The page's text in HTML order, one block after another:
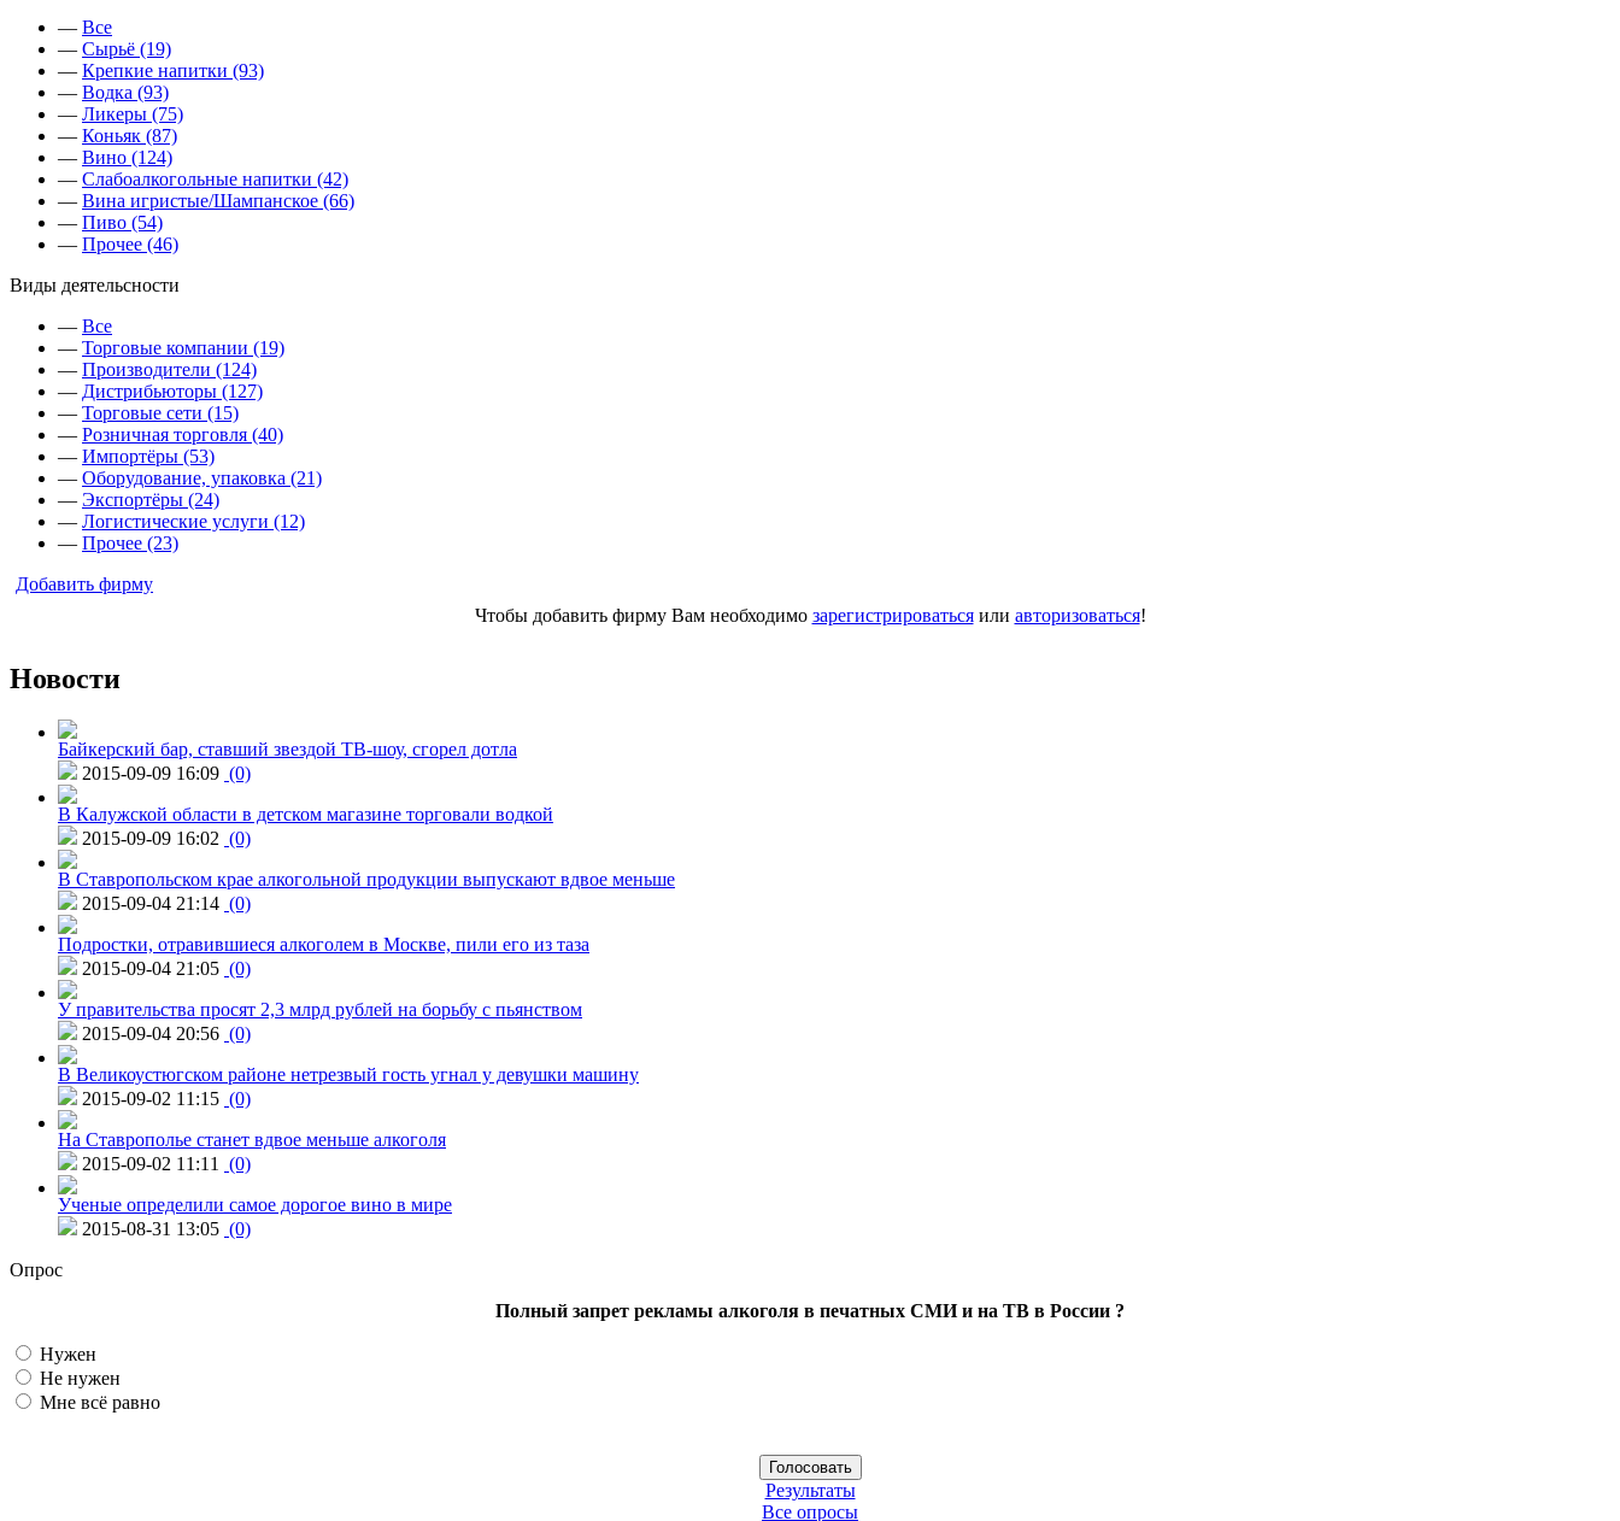
— Все
— Сырьё (19)
— Крепкие напитки (93)
— Водка (93)
— Ликеры (75)
— Коньяк (87)
— Вино (124)
— Слабоалкогольные напитки (42)
— Вина игристые/Шампанское (66)
— Пиво (54)
— Прочее (46)
Виды деятельсности
— Все
— Торговые компании (19)
— Производители (124)
— Дистрибьюторы (127)
— Торговые сети (15)
— Розничная торговля (40)
— Импортёры (53)
— Оборудование, упаковка (21)
— Экспортёры (24)
— Логистические услуги (12)
— Прочее (23)
Добавить фирму
Чтобы добавить фирму Вам необходимо зарегистрироватьсяили авторизоваться!
Новости
Байкерский бар, ставший звездой ТВ-шоу, сгорел дотла
2015-09-09 16:09 (0)
В Калужской области в детском магазине торговали водкой
2015-09-09 16:02 (0)
В Ставропольском крае алкогольной продукции выпускают вдвое меньше
2015-09-04 21:14 (0)
Подростки, отравившиеся алкоголем в Москве, пили его из таза
2015-09-04 21:05 (0)
У правительства просят 2,3 млрд рублей на борьбу с пьянством
2015-09-04 20:56 (0)
В Великоустюгском районе нетрезвый гость угнал у девушки машину
2015-09-02 11:15 (0)
На Ставрополье станет вдвое меньше алкоголя
2015-09-02 11:11
(0)
Ученые определили самое дорогое вино в мире
2015-08-31 13:05 (0)
Опрос
Полный запрет рекламы алкоголя в печатных СМИ и на ТВ в России ?
Нужен
Не нужен
Мне всё равно
Результаты
Все опросы